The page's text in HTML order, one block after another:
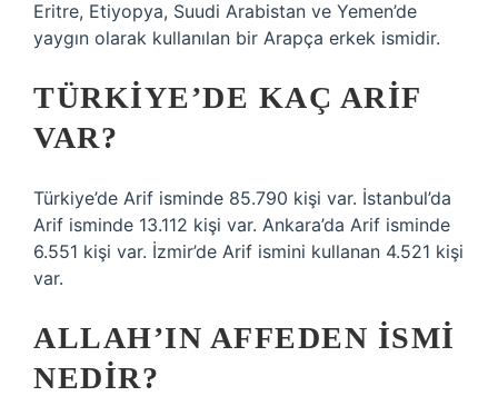
Eritre, Etiyopya, Suudi Arabistan ve Yemen’de
yaygın olarak kullanılan bir Arapça erkek ismidir.
TÜRKIYE’DE KAÇ ARIF
VAR?
Türkiye’de Arif isminde 85.790 kişi var. İstanbul’da
Arif isminde 13.112 kişi var. Ankara’da Arif isminde
6.551 kişi var. İzmir’de Arif ismini kullanan 4.521 kişi
var.
ALLAH’IN AFFEDEN ISMI
NEDIR?